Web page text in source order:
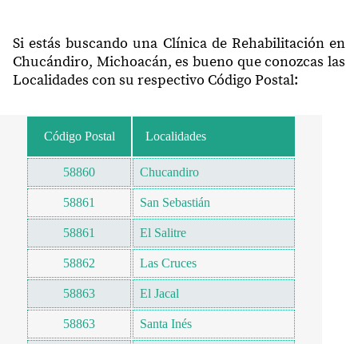
Si estás buscando una Clínica de Rehabilitación en
Chucándiro, Michoacán, es bueno que conozcas las
Localidades con su respectivo Código Postal:
Código Postal Localidades
58860 Chucandiro
58861 San Sebastián
58861 El Salitre
58862 Las Cruces
58863 El Jacal
58863 Santa Inés